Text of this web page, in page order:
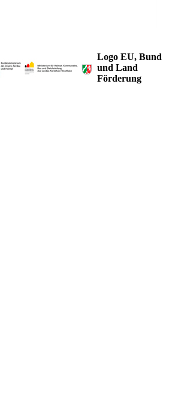
Logo EU, Bund
und Land
Förderung